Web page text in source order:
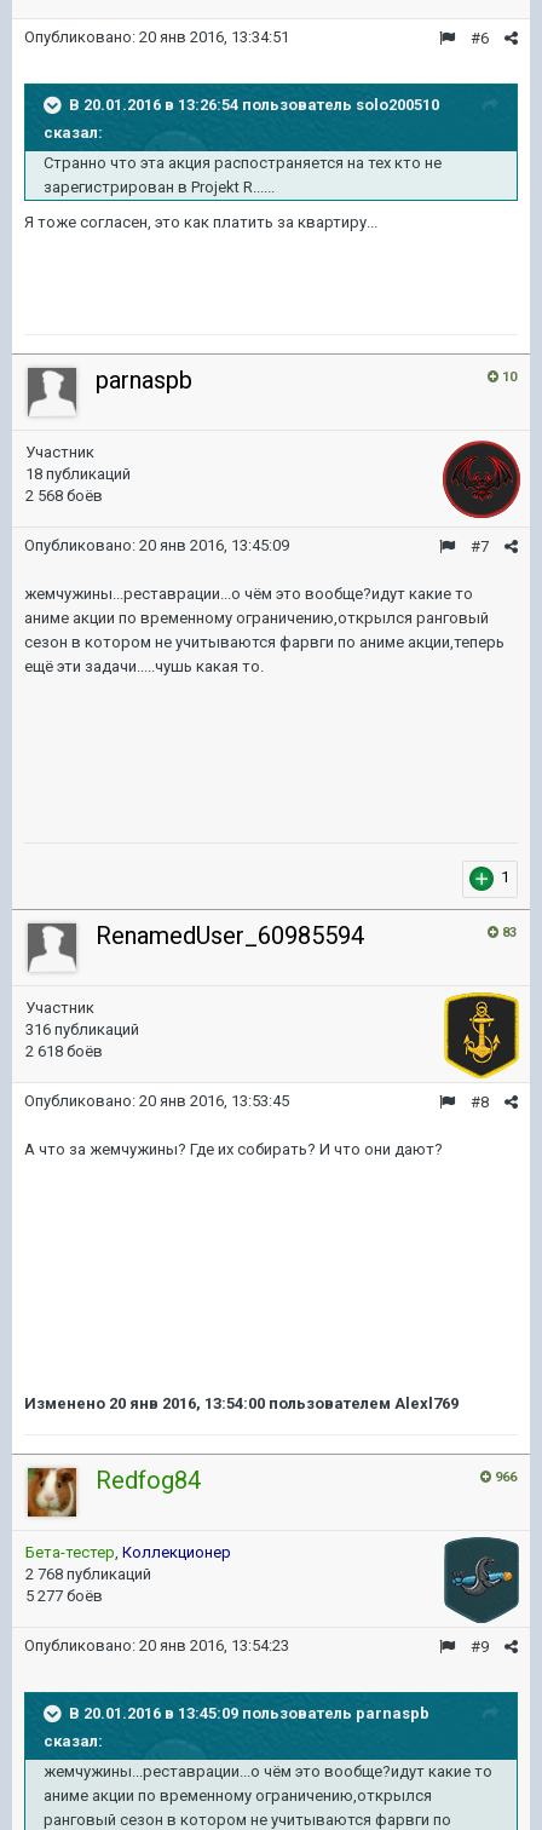
#6
Опубликовано: 20 янв 2016, 13:34:51
В 20.01.2016 в 13:26:54 пользователь solo200510
сказал:
Странно что эта акция распостраняется на тех кто не
зарегистрирован в Projekt R......
Я тоже согласен, это как платить за квартиру...
10
parnaspb
Участник
18 публикаций
2 568 боёв
#7
Опубликовано: 20 янв 2016, 13:45:09
жемчужины...реставрации...о чём это вообще?идут какие то
аниме акции по временному ограничению,открылся ранговый
сезон в котором не учитываются фарвги по аниме акции,теперь
ещё эти задачи.....чушь какая то.
1
83
RenamedUser_60985594
Участник
316 публикаций
2 618 боёв
#8
Опубликовано: 20 янв 2016, 13:53:45
А что за жемчужины? Где их собирать? И что они дают?
Изменено 20 янв 2016, 13:54:00 пользователем Alexl769
966
Redfog84
Бета-тестер, Коллекционер
2 768 публикаций
5 277 боёв
#9
Опубликовано: 20 янв 2016, 13:54:23
В 20.01.2016 в 13:45:09 пользователь parnaspb
сказал:
жемчужины...реставрации...о чём это вообще?идут какие то
аниме акции по временному ограничению,открылся
ранговый сезон в котором не учитываются фарвги по